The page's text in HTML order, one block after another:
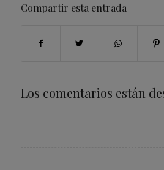
Compartir esta entrada
Los comentarios están